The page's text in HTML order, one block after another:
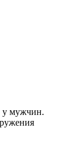
у мужчин.